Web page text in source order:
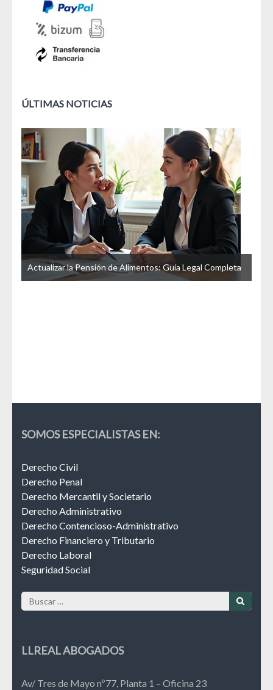
ÚLTIMAS NOTICIAS
Actualizar la Pensión de Alimentos: Guía Legal Completa
SOMOS ESPECIALISTAS EN:
Derecho Civil
Derecho Penal
Derecho Mercantil y Societario
Derecho Administrativo
Derecho Contencioso-Administrativo
Derecho Financiero y Tributario
Derecho Laboral
Seguridad Social
Buscar:
LLREAL ABOGADOS
Av/ Tres de Mayo nº77, Planta 1 – Oficina 23